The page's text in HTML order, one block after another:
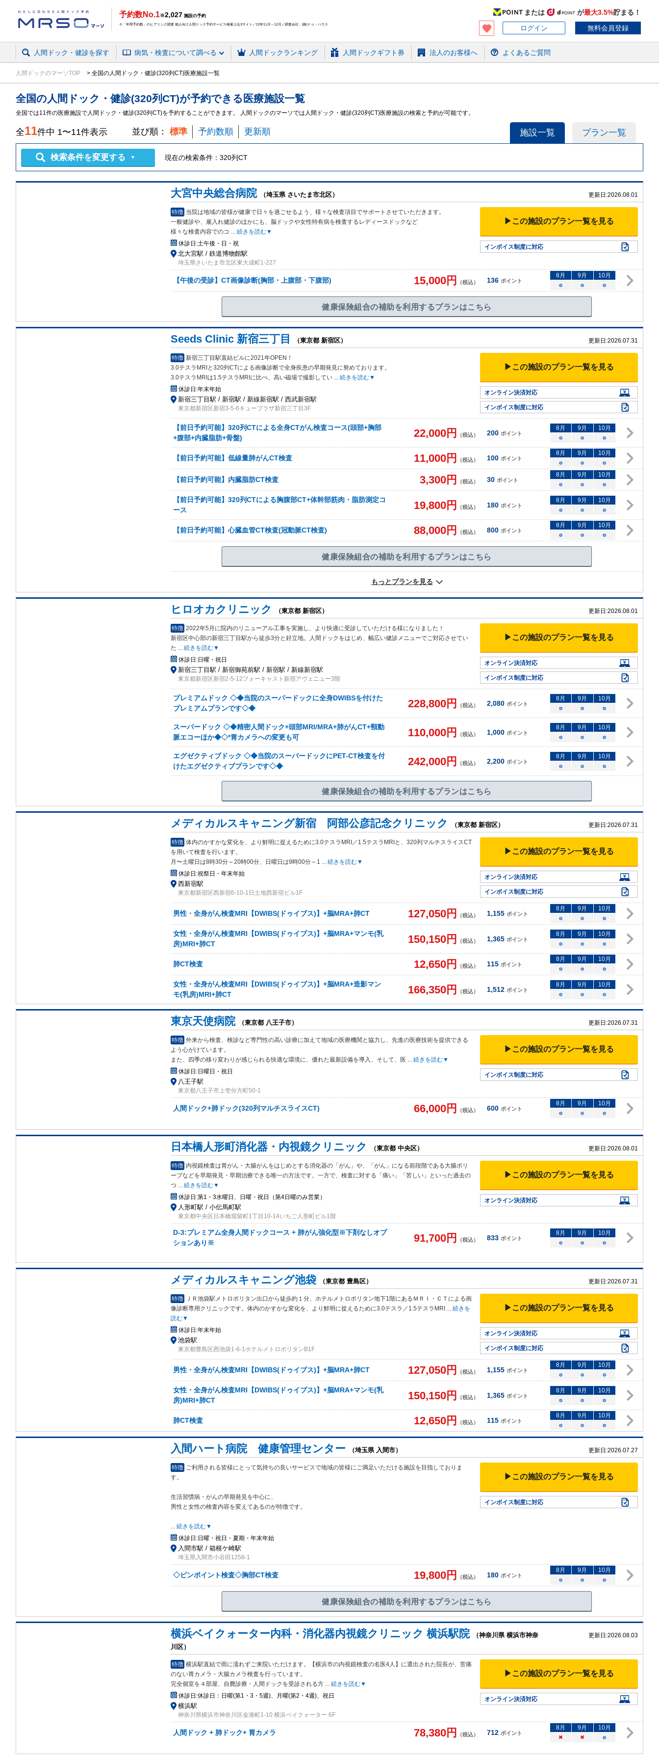
予約数No.1※2,027 施設の予約
※「年間予約数」のヒアリング調査 個人向け人間ドック予約サービス検索上位3サイト／22年11月～12月／調査会社：(株)ドゥ・ハウス
または が最大3.5%貯まる！
ログイン
無料会員登録
人間ドック・健診を探す 病気・検査について調べる 人間ドックランキング 人間ドックギフト券 法人のお客様へ よくあるご質問
人間ドックのマーソTOP 全国の人間ドック・健診(320列CT)医療施設一覧
全国の 人間ドック・健診(320列CT)が予約できる 医療施設一覧
全国では11件の医療施設で人間ドック・健診(320列CT)を予約することができます。 人間ドックのマーソでは人間ドック・健診(320列CT)医療施設の検索と予約が可能です。
施設一覧 プラン一覧
全11件中 1〜11件表示 並び順： 標準 予約数順 更新順
検索条件を変更する ▼ 現在の検索条件： 320列CT
大宮中央総合病院 （埼玉県 さいたま市北区） 更新日:2026.08.01
特徴 当院は地域の皆様が健康で日々を過ごせるよう、様々な検査項目でサポートさせていただきます。
一般健診や、雇入れ健診のほかにも、脳ドックや女性特有病を検査するレディースドックなど
様々な検査内容でのコ ... 続きを読む▼
休診日:土午後・日・祝
北大宮駅 / 鉄道博物館駅
埼玉県さいたま市北区東大成町1-227
▶この施設のプラン一覧を見る
インボイス制度に対応
【午後の受診】CT画像診断(胸部・上腹部・下腹部) 15,000円 （税込） 136 ポイント
8月 9月 10月
○
○ ○
健康保険組合の補助を利用するプランはこちら
Seeds Clinic 新宿三丁目 （東京都 新宿区） 更新日:2026.07.31
特徴 新宿三丁目駅直結ビルに2021年OPEN！
3.0テスラMRIと320列CTによる画像診断で全身疾患の早期発見に努めております。
3.0テスラMRIは1.5テスラMRIに比べ、高い磁場で撮影してい ... 続きを読む▼
休診日:年末年始
新宿三丁目駅 / 新宿駅 / 新線新宿駅 / 西武新宿駅
東京都新宿区新宿3-5-6キュープラザ新宿三丁目3F
▶この施設のプラン一覧を見る
オンライン決済対応
インボイス制度に対応
【前日予約可能】320列CTによる全身CTがん検査コース(頭部+胸部
+腹部+内臓脂肪+骨盤)
22,000円 （税込） 200 ポイント
8月 9月 10月
○
○ ○
【前日予約可能】低線量肺がんCT検査 11,000円 （税込） 100 ポイント
8月 9月 10月
○
○ ○
【前日予約可能】内臓脂肪CT検査 3,300円 （税込） 30 ポイント
8月 9月 10月
○
○ ○
【前日予約可能】320列CTによる胸腹部CT+体幹部筋肉・脂肪測定コ
ース
19,800円 （税込） 180 ポイント
8月 9月 10月
○
○ ○
【前日予約可能】心臓血管CT検査(冠動脈CT検査) 88,000円 （税込） 800 ポイント
8月 9月 10月
○
○ ○
健康保険組合の補助を利用するプランはこちら
もっとプランを見る
ヒロオカクリニック （東京都 新宿区） 更新日:2026.08.01
特徴 2022年5月に院内のリニューアル工事を実施し、より快適に受診していただける様になりました！
新宿区中心部の新宿三丁目駅から徒歩3分と好立地。人間ドックをはじめ、幅広い健診メニューでご対応させてい
た ... 続きを読む▼
休診日:日曜・祝日
新宿三丁目駅 / 新宿御苑前駅 / 新宿駅 / 新線新宿駅
東京都新宿区新宿2-5-12フォーキャスト新宿アヴェニュー3階
▶この施設のプラン一覧を見る
オンライン決済対応
インボイス制度に対応
プレミアムドック ◇◆当院のスーパードックに全身DWIBSを付けた
プレミアムプランです◇◆
228,800円 （税込） 2,080 ポイント
8月 9月 10月
○
○ ○
スーパードック ◇◆精密人間ドック+頭部MRI/MRA+肺がんCT+頸動
脈エコーほか◆◇*胃カメラへの変更も可
110,000円 （税込） 1,000 ポイント
8月 9月 10月
○
○ ○
エグゼクティブドック ◇◆当院のスーパードックにPET-CT検査を付
けたエグゼクティブプランです◇◆
242,000円 （税込） 2,200 ポイント
8月 9月 10月
○
○ ○
健康保険組合の補助を利用するプランはこちら
メディカルスキャニング新宿 阿部公彦記念クリニック （東京都 新宿区） 更新日:2026.07.31
特徴 体内のかすかな変化を、より鮮明に捉えるために3.0テスラMRI／1.5テスラMRIと、320列マルチスライスCT
を用いて検査を行います。
月〜土曜日は8時30分～20時00分、日曜日は9時00分～1 ... 続きを読む▼
休診日:祝祭日・年末年始
西新宿駅
東京都新宿区西新宿6-10-1日土地西新宿ビル1F
▶この施設のプラン一覧を見る
オンライン決済対応
インボイス制度に対応
男性・全身がん検査MRI【DWIBS(ドゥイブス)】+脳MRA+肺CT 127,050円 （税込） 1,155 ポイント
8月 9月 10月
○
○ ○
女性・全身がん検査MRI【DWIBS(ドゥイブス)】+脳MRA+マンモ(乳
房)MRI+肺CT
150,150円 （税込） 1,365 ポイント
8月 9月 10月
○
○ ○
肺CT検査 12,650円 （税込） 115 ポイント
8月 9月 10月
○
○ ○
女性・全身がん検査MRI【DWIBS(ドゥイブス)】+脳MRA+造影マン
モ(乳房)MRI+肺CT
166,350円 （税込） 1,512 ポイント
8月 9月 10月
○
○ ○
東京天使病院 （東京都 八王子市） 更新日:2026.07.31
特徴 外来から検査、検診など専門性の高い診療に加えて地域の医療機関と協力し、先進の医療技術を提供できる
よう 心がけています。
また、四季の移り変わりが感じられる快適な環境に、優れた最新設備を導入、そして、医 ... 続きを読む▼
休診日:日曜日・祝日
八王子駅
東京都八王子市上壱分方町50-1
▶この施設のプラン一覧を見る
インボイス制度に対応
人間ドック+肺ドック(320列マルチスライスCT) 66,000円 （税込） 600 ポイント
8月 9月 10月
○
○ ○
日本橋人形町消化器・内視鏡クリニック （東京都 中央区） 更新日:2026.08.01
特徴 内視鏡検査は胃がん・大腸がんをはじめとする消化器の「がん」や、「がん」になる前段階である大腸ポリ
ープなどを早期発見・早期治療できる唯一の方法です。一方で、検査に対する「痛い」「苦しい」といった過去の
つ ... 続きを読む▼
休診日:第1・3水曜日、日曜・祝日（第4日曜のみ営業）
人形町駅 / 小伝馬町駅
東京都中央区日本橋堀留町1丁目10-14いちご人形町ビル1階
▶この施設のプラン一覧を見る
オンライン決済対応
D-3:プレミアム全身人間ドックコース + 肺がん強化型※下剤なしオプ
ションあり※
91,700円 （税込） 833 ポイント
8月 9月 10月
○
○ ○
メディカルスキャニング池袋 （東京都 豊島区） 更新日:2026.07.31
特徴
ＪＲ池袋駅メトロポリタン出口から徒歩約１分、ホテルメトロポリタン地下1階にあるＭＲＩ・ＣＴによる画
像診断専用クリニックです。体内のかすかな変化を、より鮮明に捉えるために3.0テスラ／1.5テスラMRI ... 続きを
読む▼
休診日:年末年始
池袋駅
東京都豊島区西池袋1-6-1ホテルメトロポリタンB1F
▶この施設のプラン一覧を見る
オンライン決済対応
インボイス制度に対応
男性・全身がん検査MRI【DWIBS(ドゥイブス)】+脳MRA+肺CT 127,050円 （税込） 1,155 ポイント
8月 9月 10月
○
○ ○
女性・全身がん検査MRI【DWIBS(ドゥイブス)】+脳MRA+マンモ(乳
房)MRI+肺CT
150,150円 （税込） 1,365 ポイント
8月 9月 10月
○
○ ○
肺CT検査 12,650円 （税込） 115 ポイント
8月 9月 10月
○
○ ○
入間ハート病院 健康管理センター （埼玉県 入間市） 更新日:2026.07.27
特徴 ご利用される皆様にとって気持ちの良いサービスで地域の皆様にご満足いただける施設を目指しておりま
す。
生活習慣病・がんの早期発見を中心に、
男性と女性の検査内容を変えてあるのが特徴です。
... 続きを読む▼
休診日:日曜・祝日・夏期・年末年始
入間市駅 / 箱根ケ崎駅
埼玉県入間市小谷田1258-1
▶この施設のプラン一覧を見る
インボイス制度に対応
◇ピンポイント検査◇胸部CT検査 19,800円 （税込） 180 ポイント
8月 9月 10月
○
○ ○
健康保険組合の補助を利用するプランはこちら
横浜ベイクォーター内科・消化器内視鏡クリニック 横浜駅院
（神奈川県 横浜市神奈
川区）
更新日:2026.08.03
特徴 横浜駅直結で雨に濡れずご来院いただけます。【横浜市の内視鏡検査の名医4人】に選出された院長が、苦痛
のない胃カメラ・大腸カメラ検査を行っています。
完全個室を４部屋、自費診療・人間ドックを受診される方 ... 続きを読む▼
休診日:休診日：日曜(第1・3・5週)、月曜(第2・4週)、祝日
横浜駅
神奈川県横浜市神奈川区金港町1-10 横浜ベイクォーター 6F
▶この施設のプラン一覧を見る
オンライン決済対応
人間ドック + 肺ドック+ 胃カメラ 78,380円 （税込） 712 ポイント
8月 9月 10月
×
× ○